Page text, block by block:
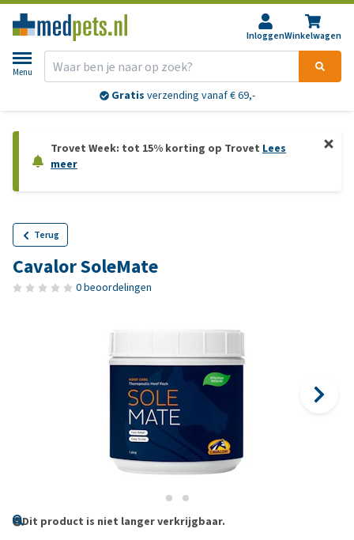
InloggenWinkelwagen
Menu
Gratis verzending vanaf € 69,-
Trovet Week: tot 15% korting op Trovet Lees
meer
Terug
Cavalor SoleMate
0 beoordelingen
Dit product is niet langer verkrijgbaar.